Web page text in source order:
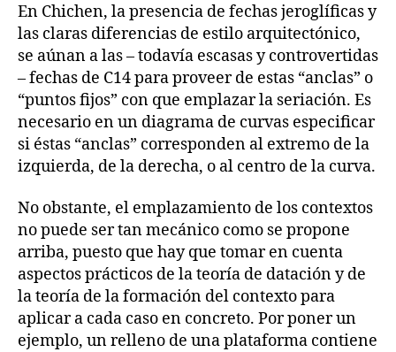
En Chichen, la presencia de fechas jeroglíficas y
las claras diferencias de estilo arquitectónico,
se aúnan a las – todavía escasas y controvertidas
– fechas de C14 para proveer de estas “anclas” o
“puntos fijos” con que emplazar la seriación. Es
necesario en un diagrama de curvas especificar
si éstas “anclas” corresponden al extremo de la
izquierda, de la derecha, o al centro de la curva.
No obstante, el emplazamiento de los contextos
no puede ser tan mecánico como se propone
arriba, puesto que hay que tomar en cuenta
aspectos prácticos de la teoría de datación y de
la teoría de la formación del contexto para
aplicar a cada caso en concreto. Por poner un
ejemplo, un relleno de una plataforma contiene